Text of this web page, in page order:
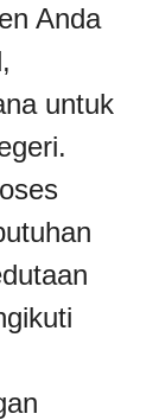
Anda
untuk